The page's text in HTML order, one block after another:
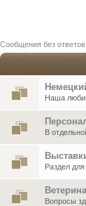
Сообщения без ответов
Наша
В
Раздел
Вопросы